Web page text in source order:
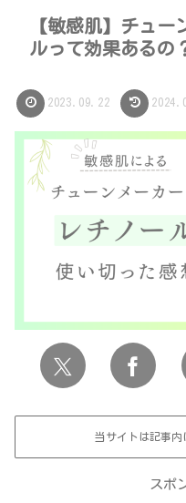
【敏感肌】チュ
ルって効果あるの
2023.09.22
当サイトは記事内
スポ